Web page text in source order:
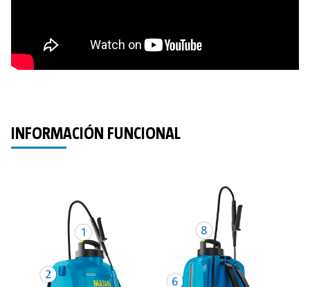
INFORMACIÓN FUNCIONAL